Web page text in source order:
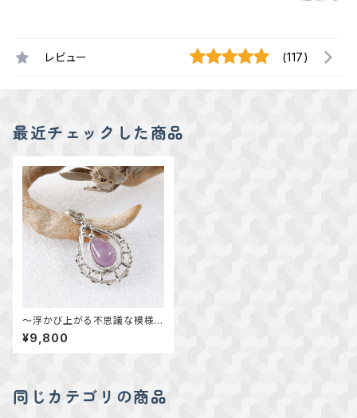
レビュー (117)
最近チェックした商品
～浮かび上がる不思議な模様
～ グレープカルセドニーのド
ロップレースペンダント 天然
石アクセサリー 一点物 m
¥9,800
同じカテゴリの商品